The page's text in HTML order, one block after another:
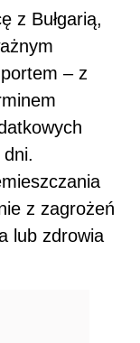
z Bułgarią,
– z
z zagrożeń
lub zdrowia